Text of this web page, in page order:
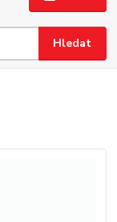
Hledat